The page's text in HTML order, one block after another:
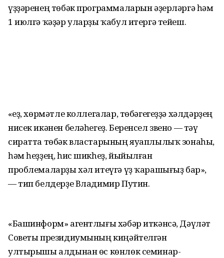
үҙҙәренең төбәк программаларын әҙерләргә һәм
1 июлгә ҡәҙәр уларҙы ҡабул итергә тейеш.
«Һеҙ, хөрмәтле коллегалар, төбәгегеҙҙә хәлдәрҙең
нисек икәнен беләһегеҙ. Беренсел звено — тәү
сиратта төбәк властарының яуаплылыҡ зонаһы,
һәм һеҙҙең, һис шикһеҙ, йыйылған
проблемаларҙы хәл итеүгә үҙ ҡарашығыҙ бар»,
— тип белдерҙе Владимир Путин.
«Башинформ» агентлығы хәбәр иткәнсә, Дәүләт
Советы президиумының киңәйтелгән
ултырышы алдынан өс көнлөк семинар-